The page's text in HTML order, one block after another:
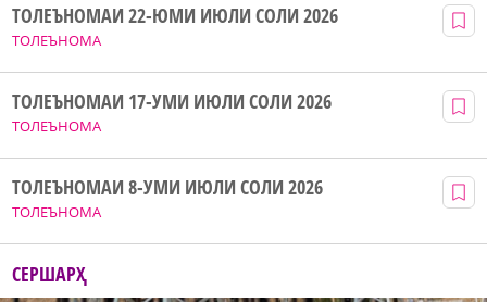
ТОЛЕЪНОМА
ТОЛЕЪНОМАИ 22-ЮМИ ИЮЛИ СОЛИ 2026
ТОЛЕЪНОМА
ТОЛЕЪНОМАИ 17-УМИ ИЮЛИ СОЛИ 2026
ТОЛЕЪНОМА
ТОЛЕЪНОМАИ 8-УМИ ИЮЛИ СОЛИ 2026
СЕРШАРҲ